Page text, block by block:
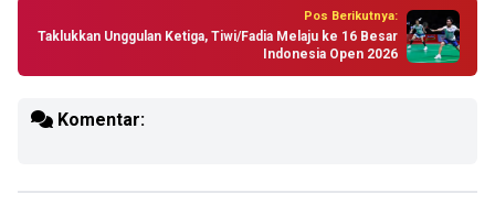
Pos Berikutnya:
Taklukkan Unggulan Ketiga, Tiwi/Fadia Melaju ke 16 Besar
Indonesia Open 2026
Komentar: